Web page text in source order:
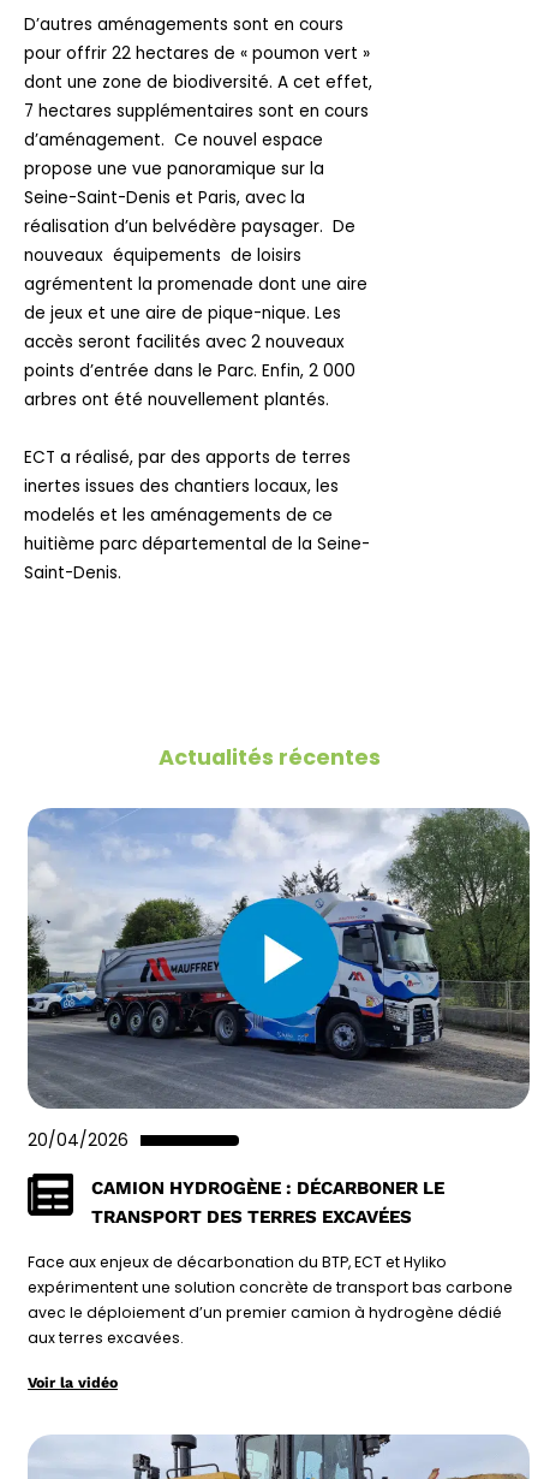
D’autres aménagements sont en cours
pour offrir 22 hectares de « poumon vert »
dont une zone de biodiversité. A cet effet,
7 hectares supplémentaires sont en cours
d’aménagement. Ce nouvel espace
propose une vue panoramique sur la
Seine-Saint-Denis et Paris, avec la
réalisation d’un belvédère paysager. De
nouveaux équipements de loisirs
agrémentent la promenade dont une aire
de jeux et une aire de pique-nique. Les
accès seront facilités avec 2 nouveaux
points d’entrée dans le Parc. Enfin, 2 000
arbres ont été nouvellement plantés.
ECT a réalisé, par des apports de terres
inertes issues des chantiers locaux, les
modelés et les aménagements de ce
huitième parc départemental de la Seine-
Saint-Denis.
Actualités récentes
20/04/2026
CAMION HYDROGÈNE : DÉCARBONER LE
TRANSPORT DES TERRES EXCAVÉES
Face aux enjeux de décarbonation du BTP, ECT et Hyliko
expérimentent une solution concrète de transport bas carbone
avec le déploiement d’un premier camion à hydrogène dédié
aux terres excavées.
Voir la vidéo